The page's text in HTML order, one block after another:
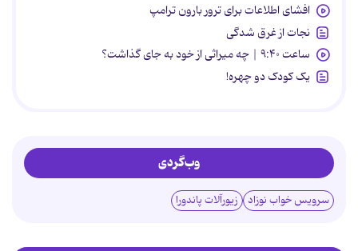
افشای اطلاعات برای ترور بارون ترامپ
نجات از غرق شدگی
ساعت ۹:۴۰ | چه میراثی از خود به جای گذاشت؟
یک کودک دو چهره!
وب‌گردی
سرویس خواب نوزاد زیورآلات پاندورا